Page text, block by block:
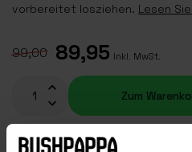
vorbereitet losziehen. Lesen
99,00 89,95 Inkl. MwSt.
Zum
Auf Lager (3)